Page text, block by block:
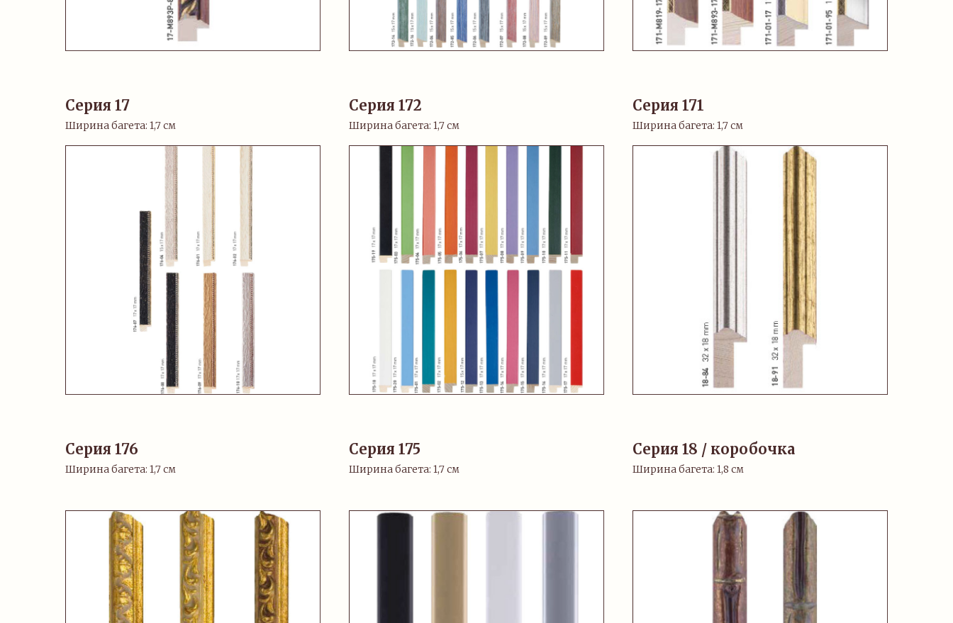
Серия 17
Ширина багета: 1,7 см
Серия 172
Ширина багета: 1,7 см
Серия 171
Ширина багета: 1,7 см
Серия 176
Ширина багета: 1,7 см
Серия 175
Ширина багета: 1,7 см
Серия 18 / коробочка
Ширина багета: 1,8 см